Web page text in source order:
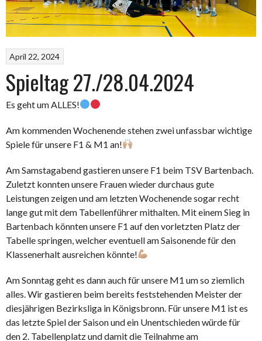
April 22, 2024
Spieltag 27./28.04.2024
Es geht um ALLES!
Am kommenden Wochenende stehen zwei unfassbar wichtige
Spiele für unsere F1 & M1 an!
Am Samstagabend gastieren unsere F1 beim TSV Bartenbach.
Zuletzt konnten unsere Frauen wieder durchaus gute
Leistungen zeigen und am letzten Wochenende sogar recht
lange gut mit dem Tabellenführer mithalten. Mit einem Sieg in
Bartenbach könnten unsere F1 auf den vorletzten Platz der
Tabelle springen, welcher eventuell am Saisonende für den
Klassenerhalt ausreichen könnte!
Am Sonntag geht es dann auch für unsere M1 um so ziemlich
alles. Wir gastieren beim bereits feststehenden Meister der
diesjährigen Bezirksliga in Königsbronn. Für unsere M1 ist es
das letzte Spiel der Saison und ein Unentschieden würde für
den 2. Tabellenplatz und damit die Teilnahme am